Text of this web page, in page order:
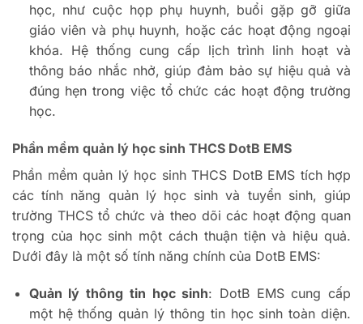
học, như cuộc họp phụ huynh, buổi gặp gỡ giữa
giáo viên và phụ huynh, hoặc các hoạt động ngoại
khóa. Hệ thống cung cấp lịch trình linh hoạt và
thông báo nhắc nhở, giúp đảm bảo sự hiệu quả và
đúng hẹn trong việc tổ chức các hoạt động trường
học.
Phần mềm quản lý học sinh THCS DotB EMS
Phần mềm quản lý học sinh THCS DotB EMS tích hợp
các tính năng quản lý học sinh và tuyển sinh, giúp
trường THCS tổ chức và theo dõi các hoạt động quan
trọng của học sinh một cách thuận tiện và hiệu quả.
Dưới đây là một số tính năng chính của DotB EMS:
Quản lý thông tin học sinh: DotB EMS cung cấp
một hệ thống quản lý thông tin học sinh toàn diện.